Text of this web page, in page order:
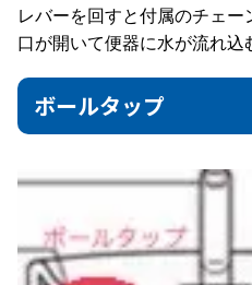
レバーを回すと付属のチェ
口が開いて便器に水が流れ込
ボールタップ